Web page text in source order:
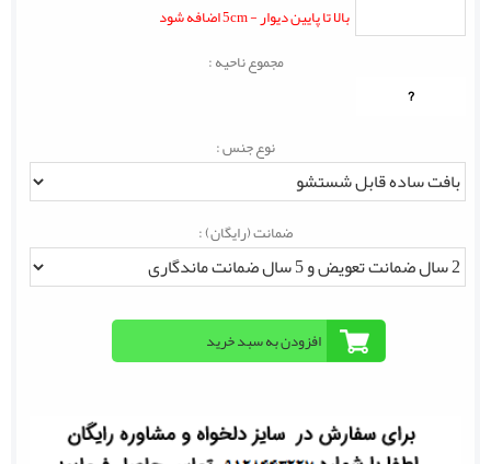
بالا تا پایین دیوار - 5cm اضافه شود
مجموع ناحیه :
?
نوع جنس :
ضمانت (رایگان) :